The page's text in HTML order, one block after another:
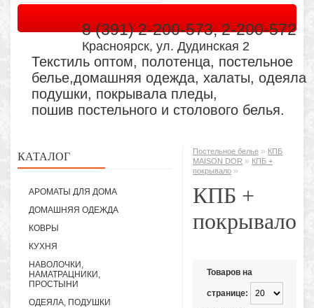
8 (391) 2-200-573, 2-200-572
Красноярск, ул. Дудинская 2
Текстиль оптом, полотенца, постельное
белье,домашняя одежда, халаты, одеяла
подушки, покрывала пледы,
пошив постельного и столового белья.
КАТАЛОГ
АРОМАТЫ ДЛЯ ДОМА
ДОМАШНЯЯ ОДЕЖДА
КОВРЫ
КУХНЯ
НАВОЛОЧКИ,
НАМАТРАЦНИКИ,
ПРОСТЫНИ
ОДЕЯЛА, ПОДУШКИ
Постельное белье » КПБ
MAISON DOR » КПБ +
покрывало »
КПБ +
покрывало
Товаров на
странице: